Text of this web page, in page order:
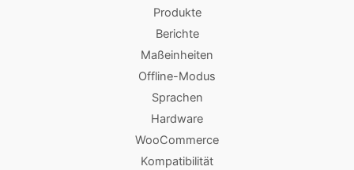
Produkte
Berichte
Maßeinheiten
Offline-Modus
Sprachen
Hardware
WooCommerce
Kompatibilität